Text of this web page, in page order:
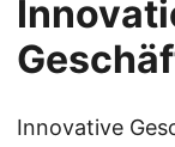
Innovative